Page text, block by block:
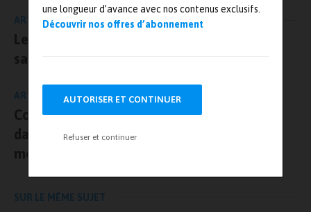
une longueur d’avance avec nos contenus exclusifs.
Découvrir nos offres d’abonnement
AUTORISER ET CONTINUER
Refuser et continuer
ARTICLE PRÉCÉDENT
Le programme ecoDemonstrator a entamé
sa phase d’essai cet été
ARTICLE SUIVANT
Comment Apave et Sopemea s’impliquent
dans le plus grand projet scientifique du
monde
SUR LE MÊME SUJET